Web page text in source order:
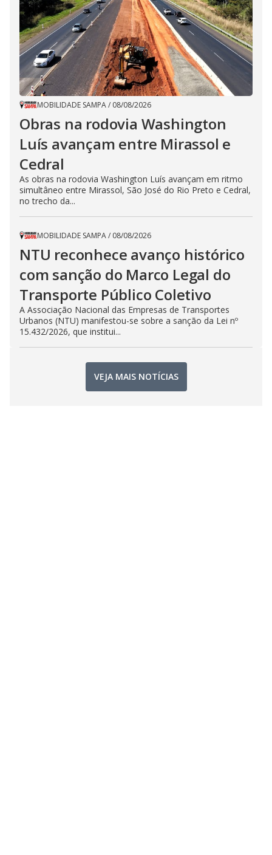
MOBILIDADE SAMPA/ 08/08/2026
Obras na rodovia Washington
Luís avançam entre Mirassol e
Cedral
As obras na rodovia Washington Luís avançam em ritmo
simultâneo entre Mirassol, São José do Rio Preto e Cedral,
no trecho da...
MOBILIDADE SAMPA/ 08/08/2026
NTU reconhece avanço histórico
com sanção do Marco Legal do
Transporte Público Coletivo
A Associação Nacional das Empresas de Transportes
Urbanos (NTU) manifestou-se sobre a sanção da Lei nº
15.432/2026, que institui...
VEJA MAIS NOTÍCIAS